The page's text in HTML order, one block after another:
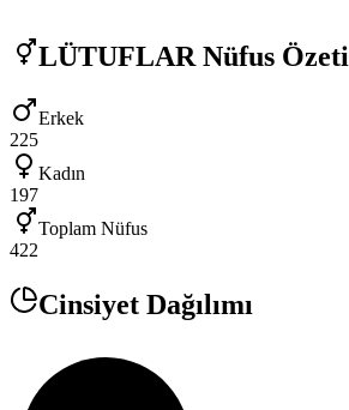
LÜTUFLAR Nüfus Özeti
Erkek
225
Kadın
197
Toplam Nüfus
422
Cinsiyet Dağılımı